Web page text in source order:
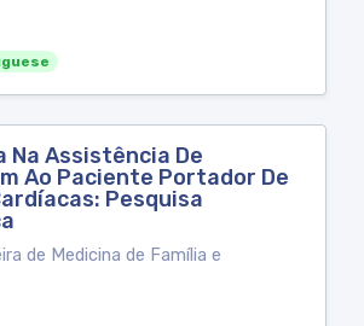
Na Assistência De
Ao Paciente Portador De
Pesquisa
de Medicina de Família e